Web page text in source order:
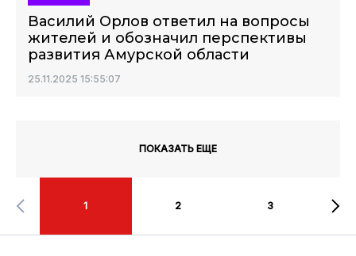
Василий Орлов ответил на вопросы
жителей и обозначил перспективы
развития Амурской области
25.11.2025 15:55:07
ПОКАЗАТЬ ЕЩЕ
1 2 3